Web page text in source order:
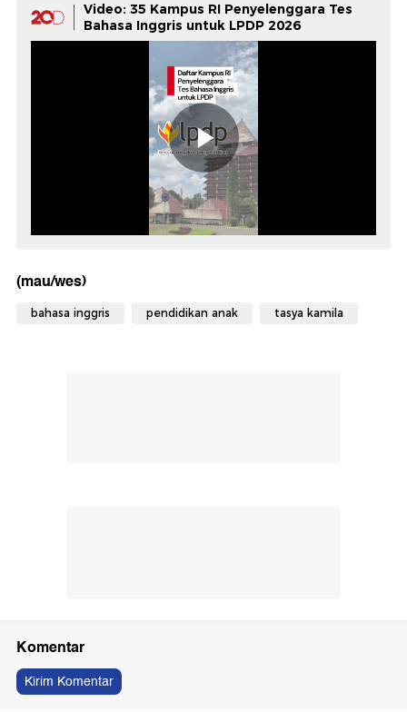
Video: 35 Kampus RI Penyelenggara Tes
Bahasa Inggris untuk LPDP 2026
(mau/wes)
bahasa inggris pendidikan anak tasya kamila
Komentar
Kirim Komentar